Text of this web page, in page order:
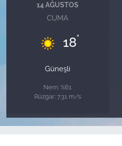
14 AĞUSTOS
CUMA
18°
Güneşli
Nem: %61
Rüzgar: 7.31 m/s